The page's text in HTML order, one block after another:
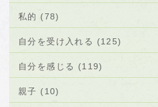
私的 (78)
自分を受け入れる (125)
自分を感じる (119)
親子 (10)